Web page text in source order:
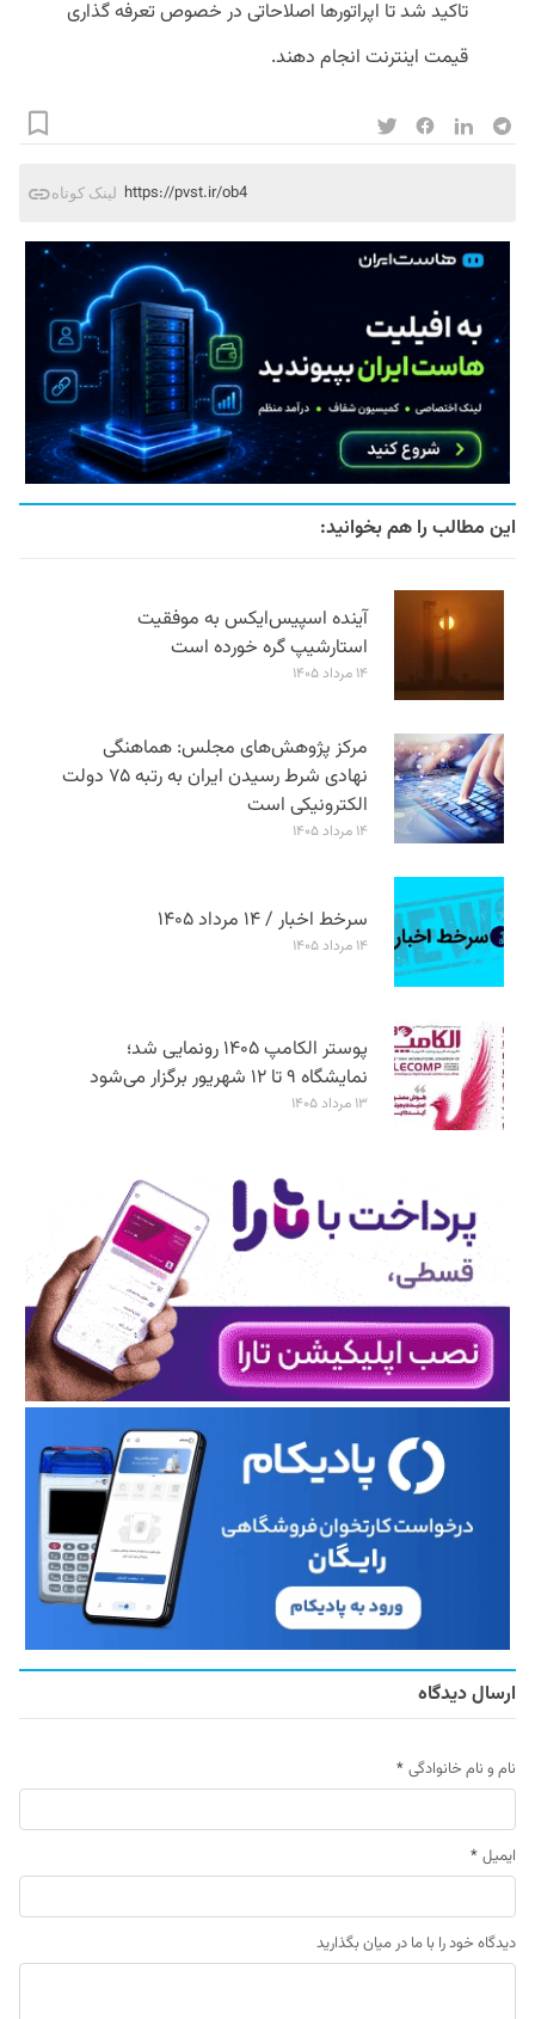
تاکید شد تا اپراتورها اصلاحاتی در خصوص تعرفه گذاری
قیمت اینترنت انجام دهند.
لینک کوتاه https://pvst.ir/ob4
این مطالب را هم بخوانید:
آینده اسپیس‌ایکس به موفقیت
استارشیپ گره خورده است
۱۴ مرداد ۱۴۰۵
مرکز پژوهش‌های مجلس: هماهنگی
نهادی شرط رسیدن ایران به رتبه ۷۵ دولت
الکترونیکی است
۱۴ مرداد ۱۴۰۵
سرخط اخبار / ۱۴ مرداد ۱۴۰۵
۱۴ مرداد ۱۴۰۵
پوستر الکامپ ۱۴۰۵ رونمایی شد؛
نمایشگاه ۹ تا ۱۲ شهریور برگزار می‌شود
۱۳ مرداد ۱۴۰۵
ارسال دیدگاه
نام و نام خانوادگی *
ایمیل *
دیدگاه خود را با ما در میان بگذارید